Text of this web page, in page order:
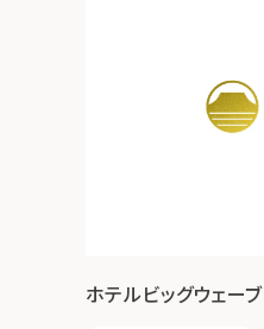
ホテルビッグウェーブ